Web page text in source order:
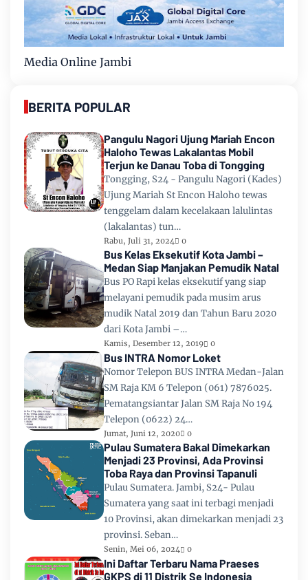
Media Online Jambi
BERITA POPULAR
Pangulu Nagori Ujung Mariah Encon
Haloho Tewas Lakalantas Mobil
Terjun ke Danau Toba di Tongging
Tongging, S24 - Pangulu Nagori (Kades)
Ujung Mariah St Encon Haloho tewas
tenggelam dalam kecelakaan lalulintas
(lakalantas) tun…
Rabu, Juli 31, 2024 0
Bus Kelas Eksekutif Kota Jambi –
Medan Siap Manjakan Pemudik Natal
Bus PO Rapi kelas eksekutif yang siap
melayani pemudik pada musim arus
mudik Natal 2019 dan Tahun Baru 2020
dari Kota Jambi –…
Kamis, Desember 12, 2019 0
Bus INTRA Nomor Loket
Nomor Telepon BUS INTRA Medan-Jalan
SM Raja KM 6 Telepon (061) 7876025.
Pematangsiantar Jalan SM Raja No 194
Telepon (0622) 24…
Jumat, Juni 12, 2020 0
Pulau Sumatera Bakal Dimekarkan
Menjadi 23 Provinsi, Ada Provinsi
Toba Raya dan Provinsi Tapanuli
Pulau Sumatera. Jambi, S24- Pulau
Sumatera yang saat ini terbagi menjadi
10 Provinsi, akan dimekarkan menjadi 23
provinsi. Seban…
Senin, Mei 06, 2024 0
Ini Daftar Terbaru Nama Praeses
GKPS di 11 Distrik Se Indonesia